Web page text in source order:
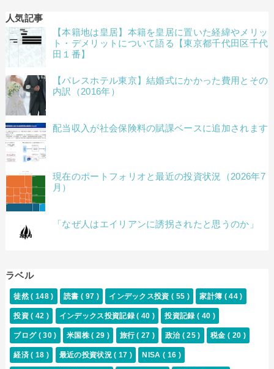
人気記事
【本籍地は皇居】本籍を皇居に置いた経緯やメリッ
ト・デメリットについて語る【東京都千代田区千代
田１番】
【パレスホテル東京】結婚式にかかった費用とその
内訳（2016年）
配当収入が社会保険料の賦課ベースに追加されます
現在のポートフォリオと最近の投資状況（2026年7
月）
「なぜ人はエイリアンに誘拐されたと思うのか」
ラベル
徒然( 148 ) 読書 ( 97 ) インデックス投資( 55 ) 家計簿 ( 44 )
投資( 42 ) インデックス投資記録( 40 ) 投資記録( 40 )
ブログ ( 30 ) 米国株( 29 ) 旅行( 27 ) 政治 ( 25 ) 税金 ( 20 )
経済( 18 ) 最近の投資状況( 17 ) NISA( 16 )